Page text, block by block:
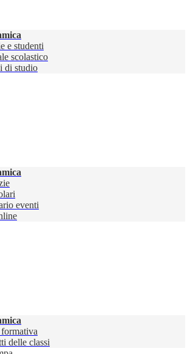
e studenti
scolastico
di studio
eventi
delle classi